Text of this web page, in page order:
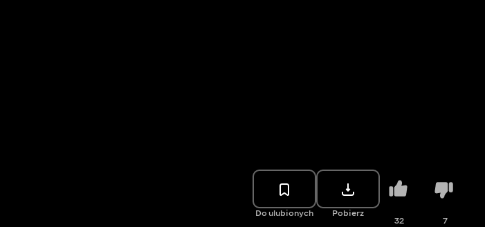
Do ulubionych Pobierz
32 7